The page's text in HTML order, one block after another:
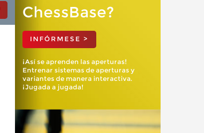
ChessBase?
INFÓRMESE >
¡Así se aprenden las aperturas!
Entrenar sistemas de aperturas y
variantes de manera interactiva.
¡Jugada a jugada!